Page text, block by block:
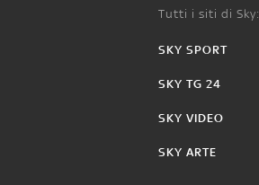
Tutti i siti di Sky:
SKY SPORT
SKY TG 24
SKY VIDEO
SKY ARTE